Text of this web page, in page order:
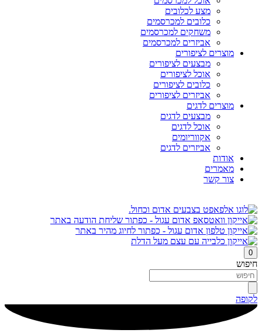
מצע לכלובים
כלובים למכרסמים
משחקים למכרסמים
אביזרים למכרסמים
מוצרים לציפורים
מבצעים לציפורים
אוכל לציפורים
כלובים לציפורים
אביזרים לציפורים
מוצרים לדגים
מבצעים לדגים
אוכל לדגים
אקווריומים
אביזרים לדגים
אודות
מאמרים
צור קשר
0
חיפוש
לקופה